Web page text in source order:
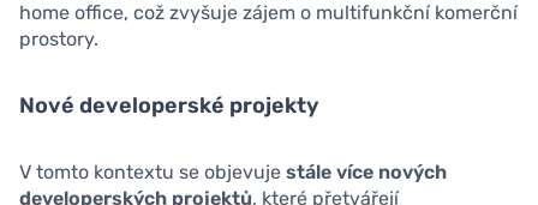
home office, což zvyšuje zájem o multifunkční komerční
prostory.
Nové developerské projekty
V tomto kontextu se objevuje stále více nových
developerských projektů, které přetvářejí